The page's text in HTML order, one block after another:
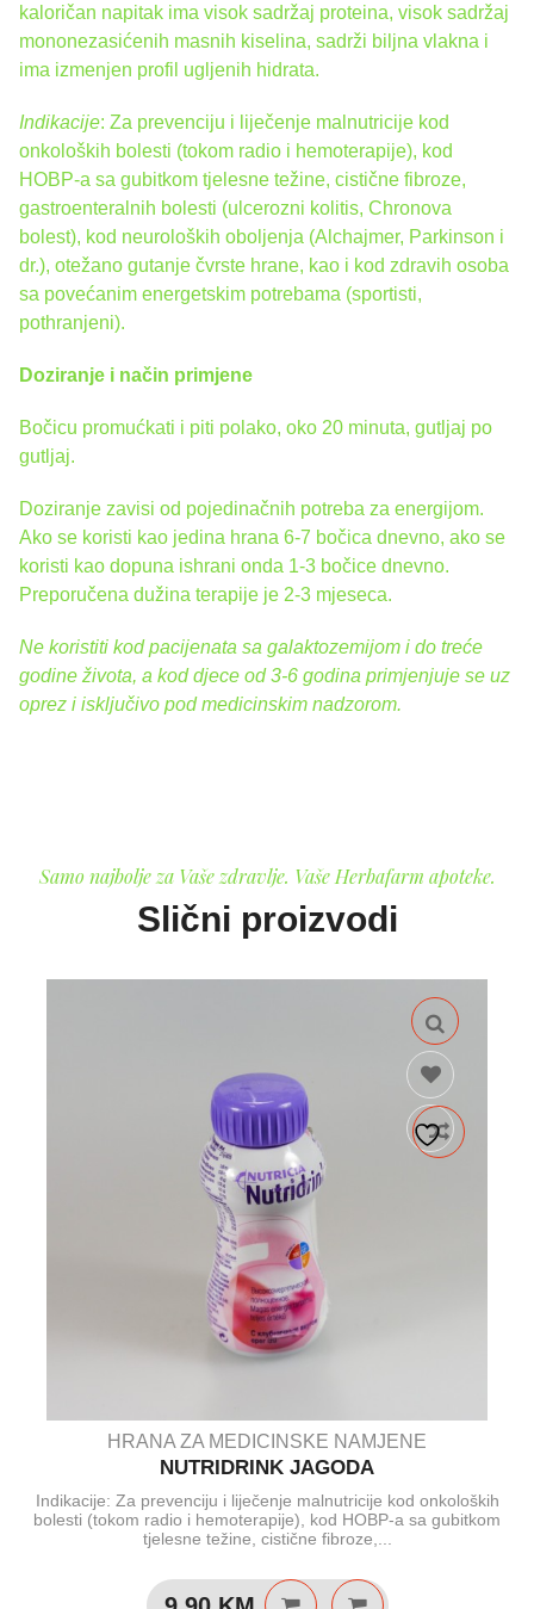
kaloričan napitak ima visok sadržaj proteina, visok sadržaj
mononezasićenih masnih kiselina, sadrži biljna vlakna i
ima izmenjen profil ugljenih hidrata.
Indikacije: Za prevenciju i liječenje malnutricije kod
onkoloških bolesti (tokom radio i hemoterapije), kod
HOBP-a sa gubitkom tjelesne težine, cistične fibroze,
gastroenteralnih bolesti (ulcerozni kolitis, Chronova
bolest), kod neuroloških oboljenja (Alchajmer, Parkinson i
dr.), otežano gutanje čvrste hrane, kao i kod zdravih osoba
sa povećanim energetskim potrebama (sportisti,
pothranjeni).
Doziranje i način primjene
Bočicu promućkati i piti polako, oko 20 minuta, gutljaj po
gutljaj.
Doziranje zavisi od pojedinačnih potreba za energijom.
Ako se koristi kao jedina hrana 6-7 bočica dnevno, ako se
koristi kao dopuna ishrani onda 1-3 bočice dnevno.
Preporučena dužina terapije je 2-3 mjeseca.
Ne koristiti kod pacijenata sa galaktozemijom i do treće
godine života, a kod djece od 3-6 godina primjenjuje se uz
oprez i isključivo pod medicinskim nadzorom.
Samo najbolje za Vaše zdravlje. Vaše Herbafarm apoteke.
Slični proizvodi
HRANA ZA MEDICINSKE NAMJENE
NUTRIDRINK JAGODA
Indikacije: Za prevenciju i liječenje malnutricije kod onkoloških
bolesti (tokom radio i hemoterapije), kod HOBP-a sa gubitkom
tjelesne težine, cistične fibroze,...